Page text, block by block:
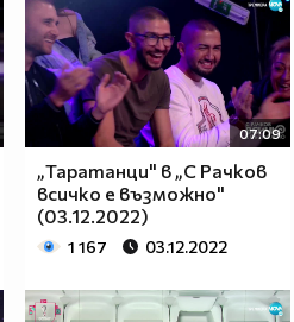
07:09
„Таратанци" в „С Рачков
всичко е възможно"
(03.12.2022)
1 167 03.12.2022